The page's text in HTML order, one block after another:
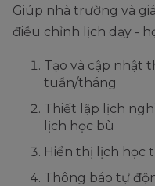
Giúp nhà trường và
điều chỉnh lịch dạy -
Tạo và cập nhật
tuần/tháng
Thiết lập lịch
lịch học bù
Hiển thị lịch học
Thông báo tự